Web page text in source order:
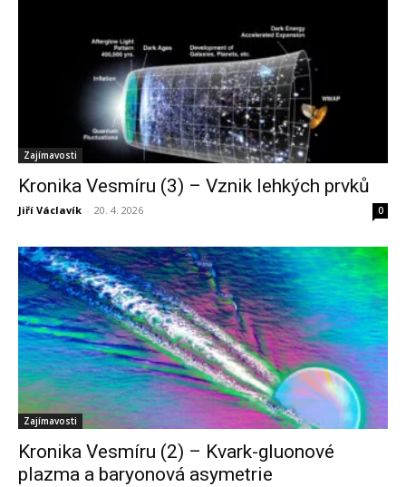
Zajímavosti
Kronika Vesmíru (3) – Vznik lehkých prvků
Jiří Václavík - 20. 4. 2026 0
Zajímavosti
Kronika Vesmíru (2) – Kvark-gluonové
plazma a baryonová asymetrie